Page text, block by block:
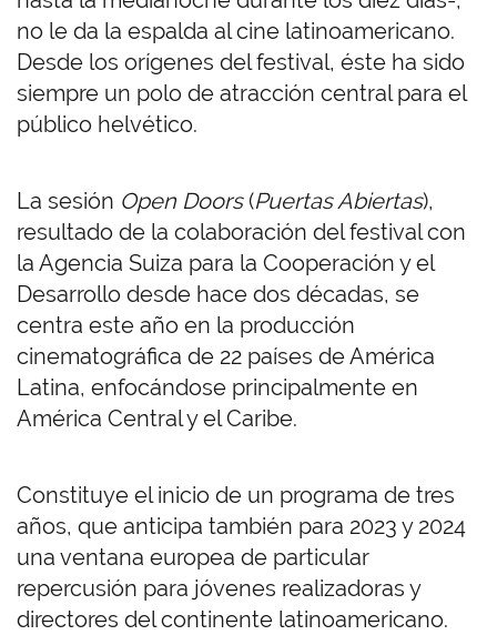
no le da la espalda al cine latinoamericano.
Desde los orígenes del festival, éste ha sido
siempre un polo de atracción central para el
público helvético.
La sesión Open Doors(Puertas Abiertas),
resultado de la colaboración del festival con
la Agencia Suiza para la Cooperación y el
Desarrollo desde hace dos décadas, se
centra este año en la producción
cinematográfica de 22 países de América
Latina, enfocándose principalmente en
América Central y el Caribe.
Constituye el inicio de un programa de tres
años, que anticipa también para 2023 y 2024
una ventana europea de particular
repercusión para jóvenes realizadoras y
directores del continente latinoamericano.